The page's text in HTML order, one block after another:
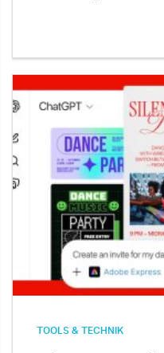
TOOLS & TECHNIK